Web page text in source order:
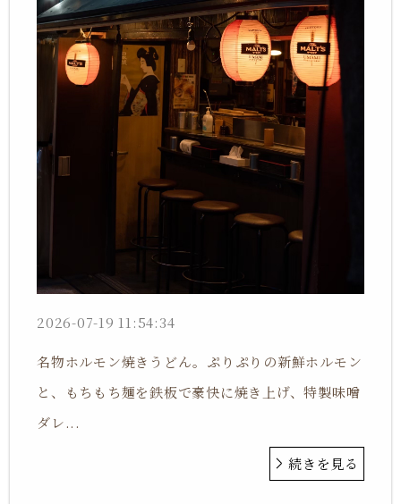
2026-07-19 11:54:34
名物ホルモン焼きうどん。ぷりぷりの新鮮ホルモン
と、もちもち麺を鉄板で豪快に焼き上げ、特製味噌
ダレ...
続きを見る